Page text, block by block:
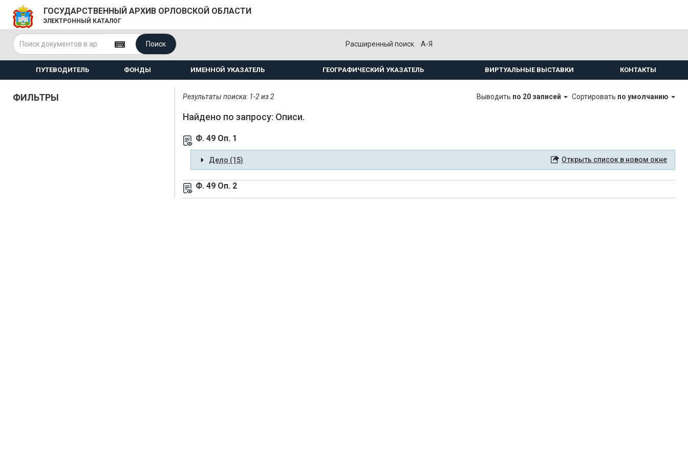
ГОСУДАРСТВЕННЫЙ АРХИВ ОРЛОВСКОЙ ОБЛАСТИ
ЭЛЕКТРОННЫЙ КАТАЛОГ
Поиск Расширенный поиск А-Я
ПУТЕВОДИТЕЛЬ ФОНДЫ ИМЕННОЙ УКАЗАТЕЛЬ ГЕОГРАФИЧЕСКИЙ УКАЗАТЕЛЬ ВИРТУАЛЬНЫЕ ВЫСТАВКИ КОНТАКТЫ
ФИЛЬТРЫ Результаты поиска: 1-2 из 2 Выводить по 20 записей Сортировать по умолчанию
Найдено по запросу: Описи.
Ф. 49 Оп. 1
Дело (15) Открыть список в новом окне
Ф. 49 Оп. 2